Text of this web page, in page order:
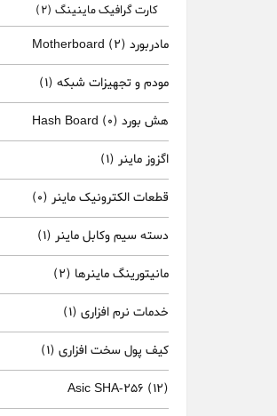
کارت گرافیک ماینینگ (2)
مادربورد Motherboard (2)
مودم و تجهیزات شبکه (1)
هش بورد Hash Board (0)
اگزوز ماینر (1)
قطعات الکترونیک ماینر (0)
دسته سیم وکابل ماینر (1)
مانیتورینگ ماینرها (2)
خدمات نرم افزاری (1)
کیف پول سخت افزاری (1)
Asic SHA-256 (12)